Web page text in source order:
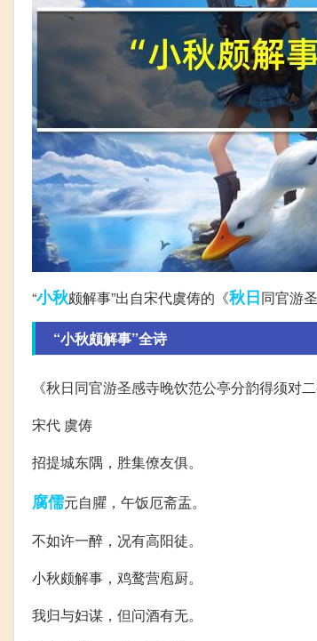
“小秋颇解事”出自宋代虞俦的《秋日同官游
“小秋颇解事”全诗
《秋日同官游圣感寺晚饮范公亭分韵得须对二
宋代 虞俦
招提城东隅，胜集僚友俱。
腐儒元自臞，午饭厄斋盂。
不如许一醉，况有高阳徒。
小秋颇解事，鸡鹜营庖厨。
我归与妇谋，但问酒有无。